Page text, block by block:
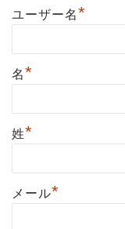
ユーザー名*
名*
姓*
メール*